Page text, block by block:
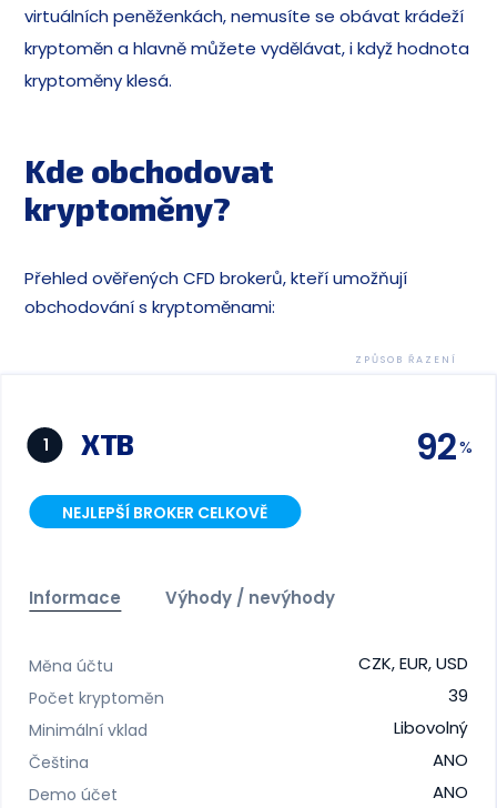
virtuálních peněženkách, nemusíte se obávat krádeží
kryptoměn a hlavně můžete vydělávat, i když hodnota
kryptoměny klesá.
Kde obchodovat
kryptoměny?
Přehled ověřených CFD brokerů, kteří umožňují
obchodování s kryptoměnami:
ZPŮSOB ŘAZENÍ
1 XTB
NEJLEPŠÍ BROKER CELKOVĚ
92
Informace Výhody / nevýhody
Měna účtu CZK, EUR, USD
Počet kryptoměn 39
Minimální vklad Libovolný
Čeština ANO
Demo účet ANO